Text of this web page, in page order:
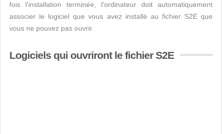
fois l'installation terminée, l'ordinateur doit automatiquement
associer le logiciel que vous avez installé au fichier S2E que
vous ne pouvez pas ouvrir.
Logiciels qui ouvriront le fichier S2E